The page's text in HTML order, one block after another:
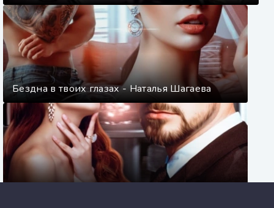
Бездна в твоих глазах - Наталья Шагаева
Должница - Наталья Шагаева